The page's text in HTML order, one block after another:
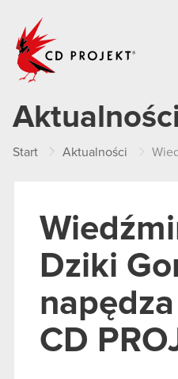
Aktualności
Start Aktualności
Dziki
CD